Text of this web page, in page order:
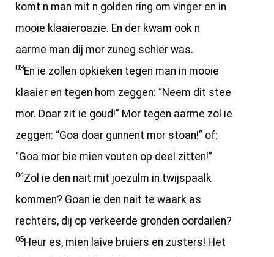
komt n man mit n golden ring om vinger en in
mooie klaaieroazie. En der kwam ook n
aarme man dij mor zuneg schier was.
03En ie zollen opkieken tegen man in mooie
klaaier en tegen hom zeggen: “Neem dit stee
mor. Doar zit ie goud!” Mor tegen aarme zol ie
zeggen: “Goa doar gunnent mor stoan!” of:
“Goa mor bie mien vouten op deel zitten!”
04Zol ie den nait mit joezulm in twijspaalk
kommen? Goan ie den nait te waark as
rechters, dij op verkeerde gronden oordailen?
05Heur es, mien laive bruiers en zusters! Het